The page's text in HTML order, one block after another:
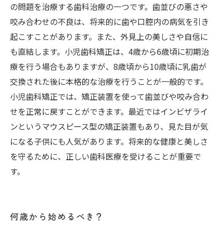
の問題を治療する歯科治療の一つです。歯並びの悪さや
咬み合わせの不良は、将来的に歯や口腔内の病気を引き
起こすことがあります。また、外見上の美しさや自信に
も直結します。小児歯科矯正は、4歳から6歳頃に初期治
療を行う場合もありますが、8歳頃から10歳頃に乳歯が
交換された後に本格的な治療を行うことが一般的です。
小児歯科矯正では、矯正装置を使って歯並びや咬み合わ
せを正常に戻すことができます。最近ではインビザライ
ンというマウスピース型の矯正装置もあり、見た目が気
になる子供にも人気があります。将来的な健康と美しさ
を守るために、正しい歯科医療を受けることが重要で
す。
何歳から始めるべき？